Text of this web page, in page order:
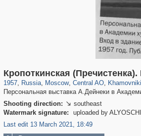
Кропоткинская
1957, Russia
1,406,255 29,243
, Moscow
319,780 8,286
, Central AO
159,978 5,916
,
19,394
Персональная выставка А.Дейнеки в
Shooting direction:  southeast
Watermark signature:
uploaded by
Last edit 13 March 2021, 18:49